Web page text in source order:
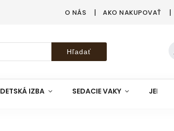
O NÁS AKO NAKUPOVAŤ
Hľadať
DETSKÁ IZBA SEDACIE VAKY JEDÁLEŇ